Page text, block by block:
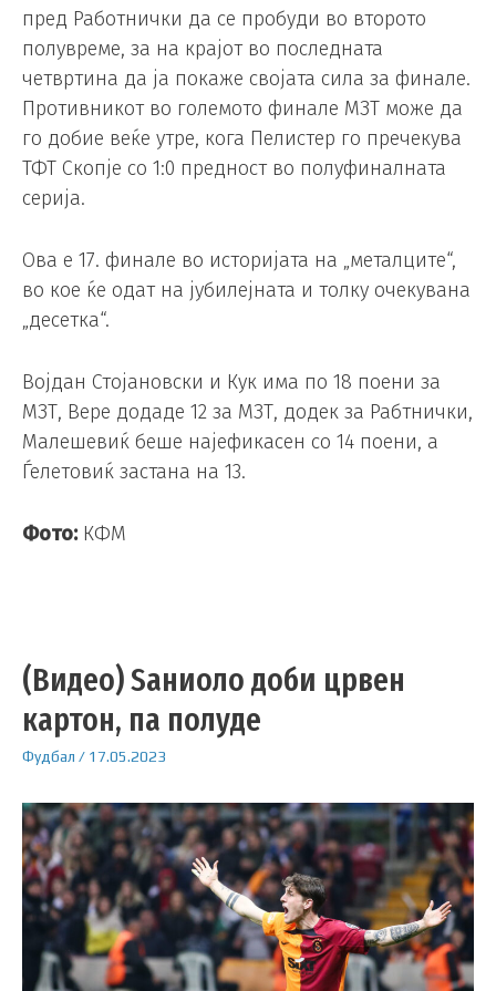
пред Работнички да се пробуди во второто
полувреме, за на крајот во последната
четвртина да ја покаже својата сила за финале.
Противникот во големото финале МЗТ може да
го добие веќе утре, кога Пелистер го пречекува
ТФТ Скопје со 1:0 предност во полуфиналната
серија.
Ова е 17. финале во историјата на „металците“,
во кое ќе одат на јубилејната и толку очекувана
„десетка“.
Војдан Стојановски и Кук има по 18 поени за
МЗТ, Вере додаде 12 за МЗТ, додек за Рабтнички,
Малешевиќ беше најефикасен со 14 поени, а
Ѓелетовиќ застана на 13.
Фото: КФМ
(Видео) Ѕаниоло доби црвен
картон, па полуде
Фудбал / 17.05.2023